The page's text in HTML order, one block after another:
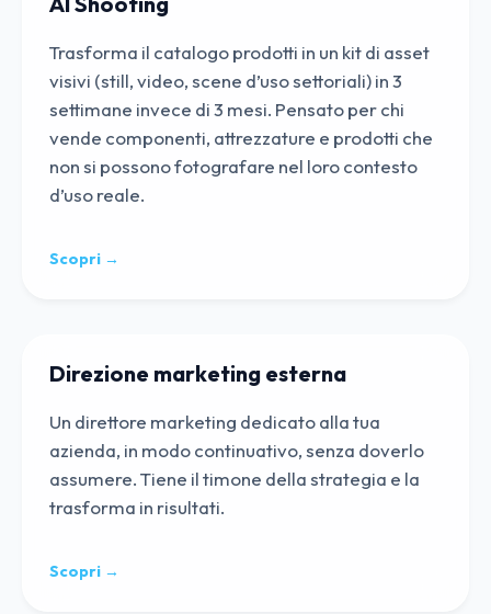
Trasforma il catalogo prodotti in un kit di asset
visivi (still, video, scene d’uso settoriali) in 3
settimane invece di 3 mesi. Pensato per chi
vende componenti, attrezzature e prodotti che
non si possono fotografare nel loro contesto
d’uso reale.
Scopri →
Direzione marketing esterna
Un direttore marketing dedicato alla tua
azienda, in modo continuativo, senza doverlo
assumere. Tiene il timone della strategia e la
trasforma in risultati.
Scopri →